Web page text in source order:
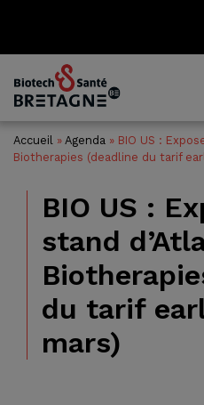
Accueil » Agenda » BIO US :
Biotherapies (deadline du tarif
BIO US :
stand
du tarif
mars)